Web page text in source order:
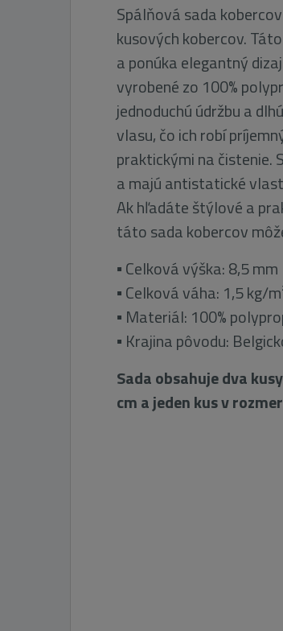
Spálňová sada
kusových kobercov.
a ponúka elegantný
vyrobené zo 100%
jednoduchú údržbu a
vlasu, čo ich robí
praktickými na čistenie.
a majú antistatické
Ak hľadáte štýlové a
táto sada kobercov
▪ Celková výška: 8,5 mm
▪ Celková váha: 1,5 kg/
▪ Materiál: 100%
▪ Krajina pôvodu:
Sada obsahuje dva
cm a jeden kus v